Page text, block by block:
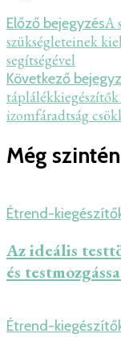
Bejegyzés
navigáció
Előző bejegyzésA
szükségleteinek
segítségével
Következő
táplálékkiegészítők
izomfáradtság
Még
Étrend-
Az ideális
és
Étrend-